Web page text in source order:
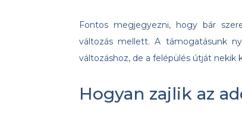
Fontos megjegyezni, hogy bár
változás mellett. A támogatásunk
változáshoz, de a felépülés útját nekik
Hogyan zajlik az